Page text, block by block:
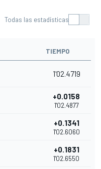
Todas las estadísticas
TIEMPO
1'02.4719
+0.0158
1'02.4877
+0.1341
1'02.6060
+0.1831
1'02.6550